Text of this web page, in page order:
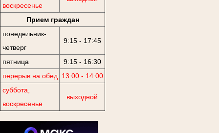
воскресенье
Прием граждан
понедельник-
четверг
9:15 - 17:45
пятница
9:15 - 16:30
перерыв на обед
13:00 - 14:00
суббота,
воскресенье
выходной